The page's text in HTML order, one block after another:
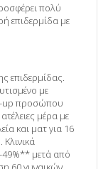
πολύ
επιδερμίδα με
επιδερμίδας.
με
up προσώπου
μέρα με
και ματ για 16
49%** μετά από